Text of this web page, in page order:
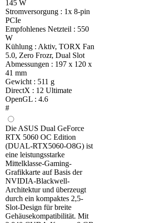
145 W
Stromversorgung : 1x 8-pin
PCIe
Empfohlenes Netzteil : 550
W
Kühlung : Aktiv, TORX Fan
5.0, Zero Frozr, Dual Slot
Abmessungen : 197 x 120 x
41 mm
Gewicht : 511 g
DirectX : 12 Ultimate
OpenGL : 4.6
#
Die ASUS Dual GeForce
RTX 5060 OC Edition
(DUAL-RTX5060-O8G) ist
eine leistungsstarke
Mittelklasse-Gaming-
Grafikkarte auf Basis der
NVIDIA-Blackwell-
Architektur und überzeugt
durch ein kompaktes 2,5-
Slot-Design für breite
Gehäusekompatibilität. Mit